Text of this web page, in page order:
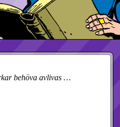
behöva avlivas …